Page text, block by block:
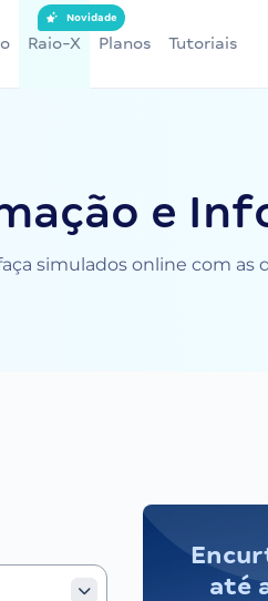
Raio-X
Novidade
Planos Tutoriais
e
simulados online com as
até